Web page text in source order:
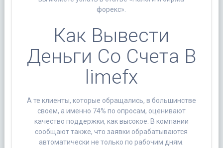
форекс».
Как Вывести
Деньги Со Счета В
limefx
А те клиенты, которые обращались, в большинстве
своем, а именно 74% по опросам, оценивают
качество поддержки, как высокое. В компании
сообщают также, что заявки обрабатываются
автоматически не только по рабочим дням.